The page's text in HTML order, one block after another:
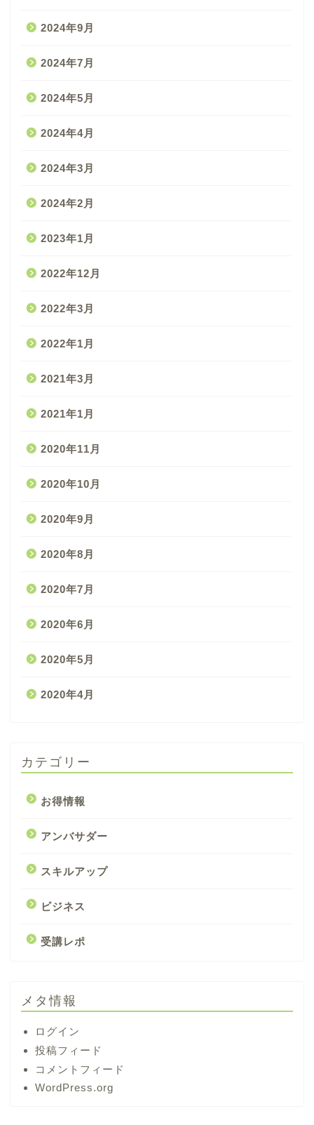
2024年9月
2024年7月
2024年5月
2024年4月
2024年3月
2024年2月
2023年1月
2022年12月
2022年3月
2022年1月
2021年3月
2021年1月
2020年11月
2020年10月
2020年9月
2020年8月
2020年7月
2020年6月
2020年5月
2020年4月
カテゴリー
お得情報
アンバサダー
スキルアップ
ビジネス
受講レポ
メタ情報
ログイン
投稿フィード
コメントフィード
WordPress.org